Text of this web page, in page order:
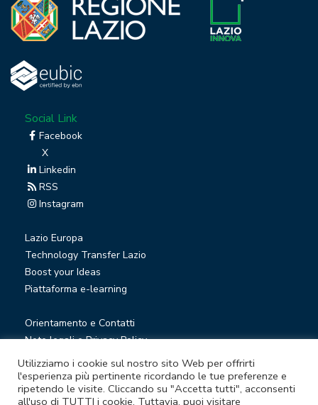
Social Link
Facebook
X
Linkedin
RSS
Instagram
Lazio Europa
Technology Transfer Lazio
Boost your Ideas
Piattaforma e-learning
Orientamento e Contatti
Note legali e Privacy Policy
Privacy Newsletter
Società trasparente
Whistleblowing
Utilizziamo i cookie sul nostro sito Web per offrirti
l'esperienza più pertinente ricordando le tue preferenze e
ripetendo le visite. Cliccando su "Accetta tutti", acconsenti
all'uso di TUTTI i cookie. Tuttavia, puoi visitare